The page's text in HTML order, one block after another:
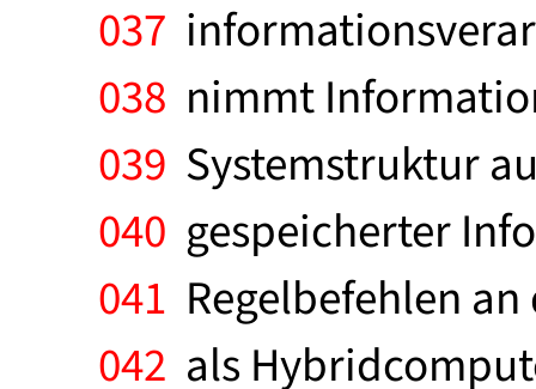
037
038 nimmt
039 Systemstruktur
040 gespeicherter
041 Regelbefehlen
042 als